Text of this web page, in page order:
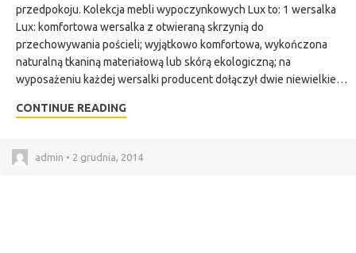
przedpokoju. Kolekcja mebli wypoczynkowych Lux to: 1 wersalka
Lux: komfortowa wersalka z otwieraną skrzynią do
przechowywania pościeli; wyjątkowo komfortowa, wykończona
naturalną tkaniną materiałową lub skórą ekologiczną; na
wyposażeniu każdej wersalki producent dołączył dwie niewielkie…
CONTINUE READING
admin • 2 grudnia, 2014